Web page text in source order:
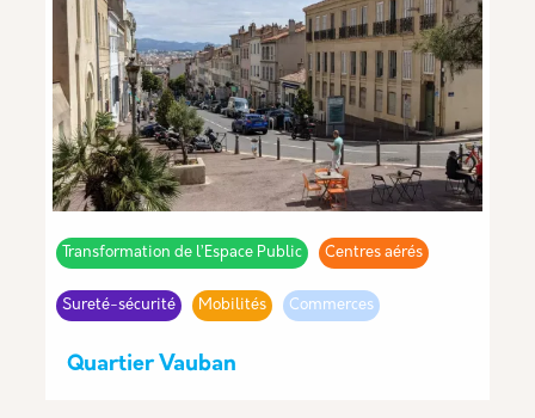
Transformation de l’Espace Public Centres aérés
Sureté-sécurité Mobilités Commerces
Quartier Vauban